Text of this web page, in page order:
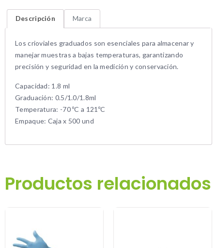
Descripción Marca
Los crioviales graduados son esenciales para almacenar y
manejar muestras a bajas temperaturas, garantizando
precisión y seguridad en la medición y conservación.
Capacidad: 1.8 ml
Graduación: 0.5/1.0/1.8ml
Temperatura: -70 ºC a 121ºC
Empaque: Caja x 500 und
Productos relacionados